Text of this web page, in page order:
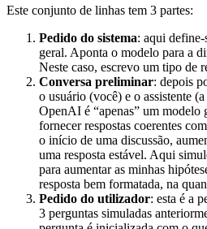
Este conjunto de linhas tem 3 partes:
Pedido do sistema: aqui
geral. Aponta o modelo para a
Neste caso, escrevo um tipo de
Conversa preliminar: depois
o usuário (você) e o assistente
OpenAI é “apenas” um modelo
fornecer respostas coerentes
o início de uma discussão,
uma resposta estável. Aqui
para aumentar as minhas
resposta bem formatada, na
Pedido do utilizador: esta é a
3 perguntas simuladas